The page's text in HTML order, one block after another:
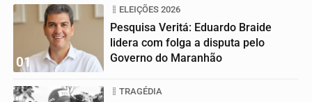
01
ELEIÇÕES 2026
Pesquisa Veritá: Eduardo Braide
lidera com folga a disputa pelo
Governo do Maranhão
TRAGÉDIA